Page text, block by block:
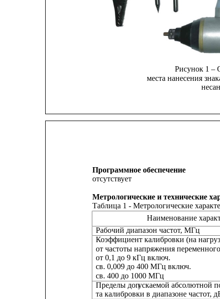
Рисунок 1 –
места нанесения
Программное обеспечение
отсутствует
Наименование
Метрологические и технические
Таблица 1 - Метрологические
Рабочий диапазон частот, МГц
Коэффициент калибровки (на
от частоты напряжения
от 0,1 до 9 кГц включ.
св. 0,009 до 400 МГц включ.
св. 400 до 1000 МГц
Пределы допускаемой абсолютной
та калибровки в диапазоне частот,